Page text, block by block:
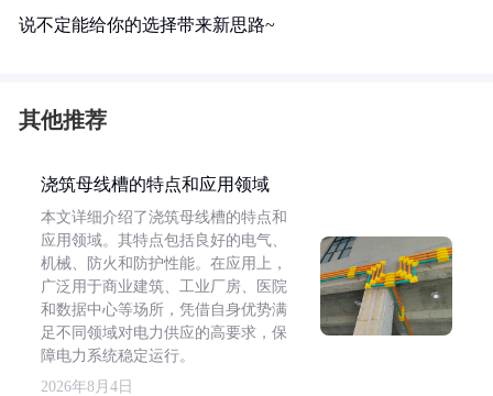
说不定能给你的选择带来新思路~
其他推荐
浇筑母线槽的特点和应用领域
本文详细介绍了浇筑母线槽的特点和
应用领域。其特点包括良好的电气、
机械、防火和防护性能。在应用上，
广泛用于商业建筑、工业厂房、医院
和数据中心等场所，凭借自身优势满
足不同领域对电力供应的高要求，保
障电力系统稳定运行。
2026年8月4日